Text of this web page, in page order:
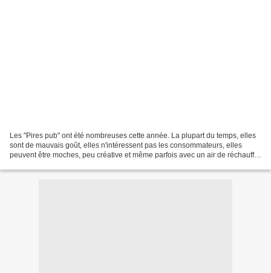
Les "Pires pub" ont été nombreuses cette année. La plupart du temps, elles
sont de mauvais goût, elles n'intéressent pas les consommateurs, elles
peuvent être moches, peu créative et même parfois avec un air de réchauffé.